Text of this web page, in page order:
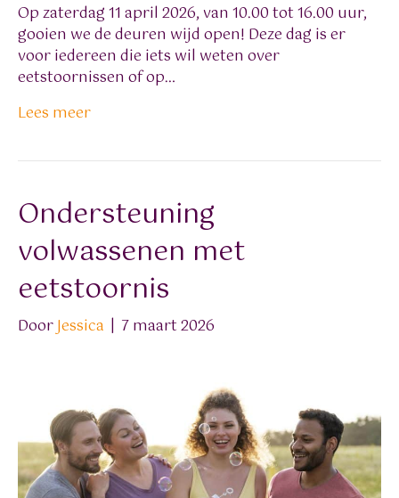
Op zaterdag 11 april 2026, van 10.00 tot 16.00 uur,
gooien we de deuren wijd open! Deze dag is er
voor iedereen die iets wil weten over
eetstoornissen of op…
Lees meer
Ondersteuning
volwassenen met
eetstoornis
DoorJessica | 7 maart 2026